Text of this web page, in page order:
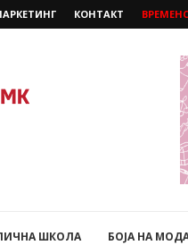
КОНТАКТ
ШКОЛА БОЈА НА